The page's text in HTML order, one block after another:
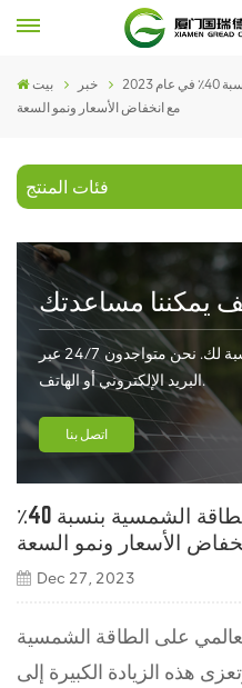
بيت خبر
نمو الطلب العالمي على الطاقة الشمسية بنسبة 40٪ في عام 2023
مع انخفاض الأسعار ونمو السعة
فئات المنتج
يمكننا مساعدتك
يمكنك الاتصال بنا بأي طريقة مناسبة لك. نحن متواجدون 24/7 عبر
البريد الإلكتروني أو الهاتف.
اتصل بنا
نمو الطلب العالمي على الطاقة الشمسية بنسبة 40٪
Dec 27, 2023
على الطاقة الشمسية
40% في عام 2023. وتعزى هذه الزيادة الكبيرة إلى